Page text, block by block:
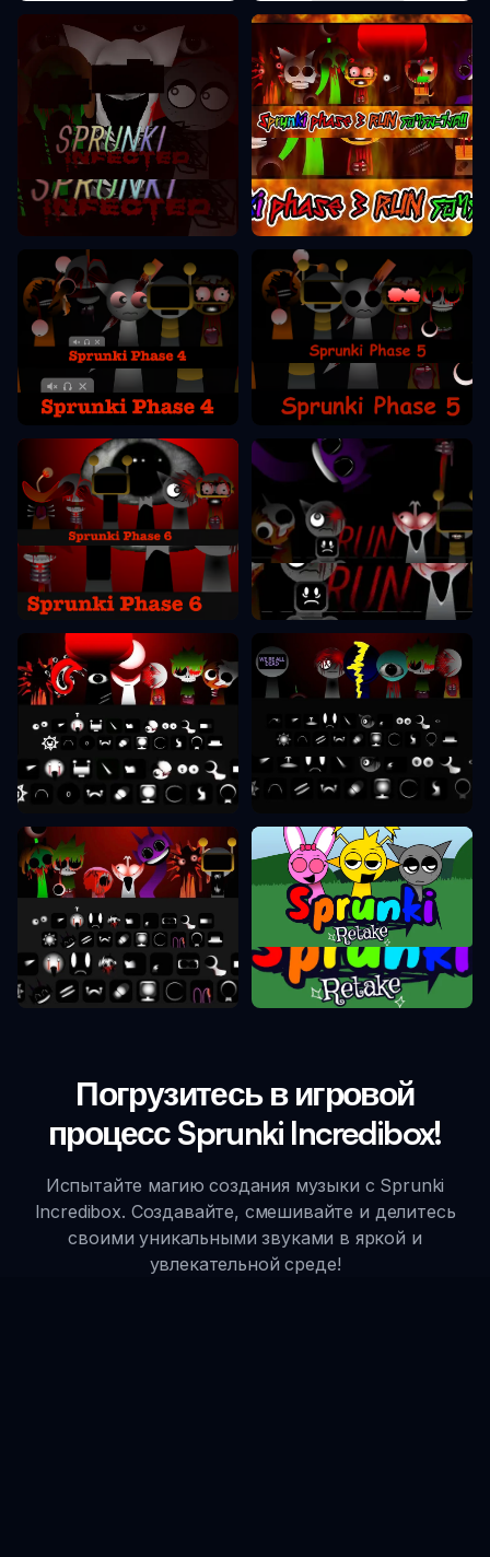
Sprunki Phase 2
Sprunki Phase 3
Sprunki Phase 4 Sprunki Phase 5
Sprunki Phase 6
Sprunki Phase 7
Sprunki Phase 8 Sprunki Phase 9
Sprunki Phase 10 Sprunki Retake
Погрузитесь в игровой
процесс Sprunki Incredibox!
Испытайте магию создания музыки с Sprunki
Incredibox. Создавайте, смешивайте и делитесь
своими уникальными звуками в яркой и
увлекательной среде!